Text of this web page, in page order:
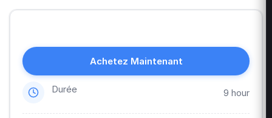
Achetez Maintenant
Durée 9 hour